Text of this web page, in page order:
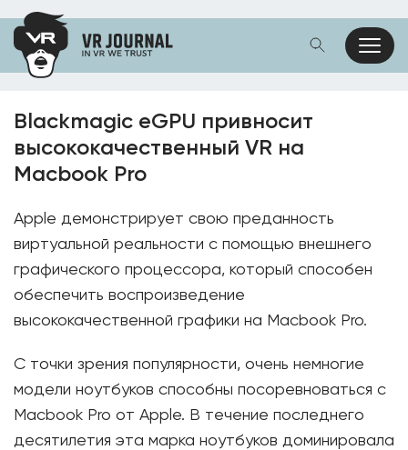
Blackmagic eGPU привносит
высококачественный VR на
Macbook Pro
Apple демонстрирует свою преданность
виртуальной реальности с помощью внешнего
графического процессора, который способен
обеспечить воспроизведение
высококачественной графики на Macbook Pro.
С точки зрения популярности, очень немногие
модели ноутбуков способны посоревноваться с
Macbook Pro от Apple. В течение последнего
десятилетия эта марка ноутбуков доминировала